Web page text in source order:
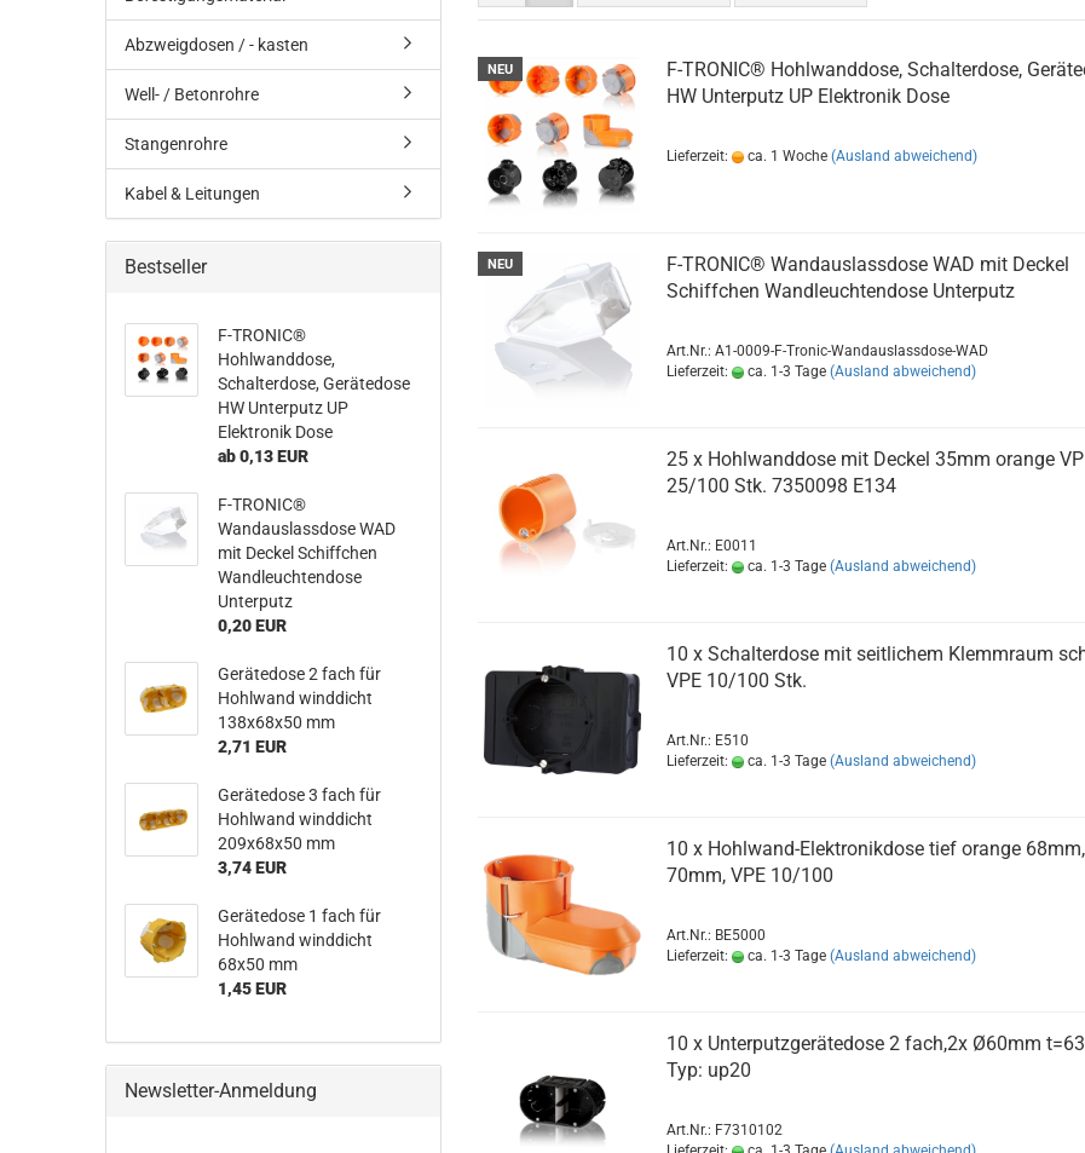
NEU
F-TRONIC® Hohlwanddose, Schalterdose,
HW Unterputz UP Elektronik Dose
Lieferzeit: ca. 1 Woche (Ausland abweichend)
NEU
F-TRONIC® Wandauslassdose WAD mit Deckel
Schiffchen Wandleuchtendose Unterputz
Art.Nr.: A1-0009-F-Tronic-Wandauslassdose-WAD
Lieferzeit:
ca. 1-3 Tage (Ausland abweichend)
25 x Hohlwanddose mit Deckel 35mm orange
25/100 Stk. 7350098 E134
Art.Nr.: E0011
Lieferzeit:
ca. 1-3 Tage (Ausland abweichend)
10 x Schalterdose mit seitlichem Klemmraum
VPE 10/100 Stk.
Art.Nr.: E510
Lieferzeit:
ca. 1-3 Tage (Ausland abweichend)
10 x Hohlwand-Elektronikdose tief orange
70mm, VPE 10/100
Art.Nr.: BE5000
Lieferzeit:
ca. 1-3 Tage (Ausland abweichend)
10 x Unterputzgerätedose 2 fach,2x Ø60mm
Typ: up20
Art.Nr.: F7310102
Abzweigdosen / - kasten
Well- / Betonrohre
Stangenrohre
Kabel & Leitungen
Bestseller
F-TRONIC®
Hohlwanddose,
Schalterdose, Gerätedose
HW Unterputz UP
Elektronik Dose
ab 0,13 EUR
F-TRONIC®
Wandauslassdose WAD
mit Deckel Schiffchen
Wandleuchtendose
Unterputz
0,20 EUR
Gerätedose 2 fach für
Hohlwand winddicht
138x68x50 mm
2,71 EUR
Gerätedose 3 fach für
Hohlwand winddicht
209x68x50 mm
3,74 EUR
Gerätedose 1 fach für
Hohlwand winddicht
68x50 mm
1,45 EUR
Newsletter-Anmeldung